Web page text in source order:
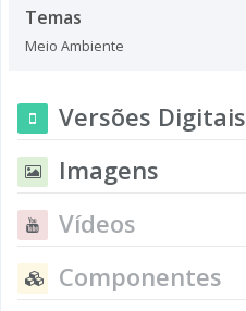
Temas
Meio Ambiente
Versões Digitais
Imagens
Vídeos
Componentes